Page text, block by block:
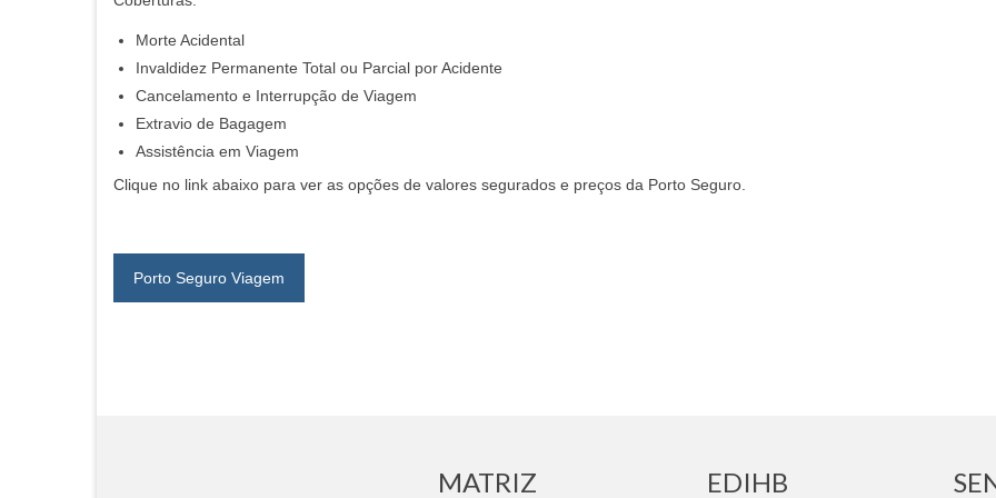
Morte Acidental
Invaldidez Permanente Total ou Parcial por Acidente
Cancelamento e Interrupção de Viagem
Extravio de Bagagem
Assistência em Viagem
Clique no link abaixo para ver as opções de valores segurados e preços da Porto Seguro.
Porto Seguro Viagem
MATRIZ EDIHB